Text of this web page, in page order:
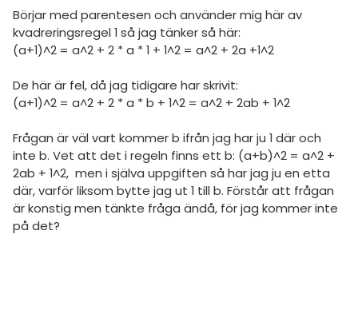
Börjar med parentesen och använder mig här av
kvadreringsregel 1 så jag tänker så här:
(a+1)^2 = a^2 + 2 * a * 1 + 1^2 = a^2 + 2a +1^2
De här är fel, då jag tidigare har skrivit:
(a+1)^2 = a^2 + 2 * a * b + 1^2 = a^2 + 2ab + 1^2
Frågan är väl vart kommer b ifrån jag har ju 1 där och
inte b. Vet att det i regeln finns ett b: (a+b)^2 = a^2 +
2ab + 1^2, men i själva uppgiften så har jag ju en etta
där, varför liksom bytte jag ut 1 till b. Förstår att frågan
är konstig men tänkte fråga ändå, för jag kommer inte
på det?
Regler
För lärare
Om Pluggakuten
Allmänna villkor
(mattedelen)
diskussioner
diskussioner